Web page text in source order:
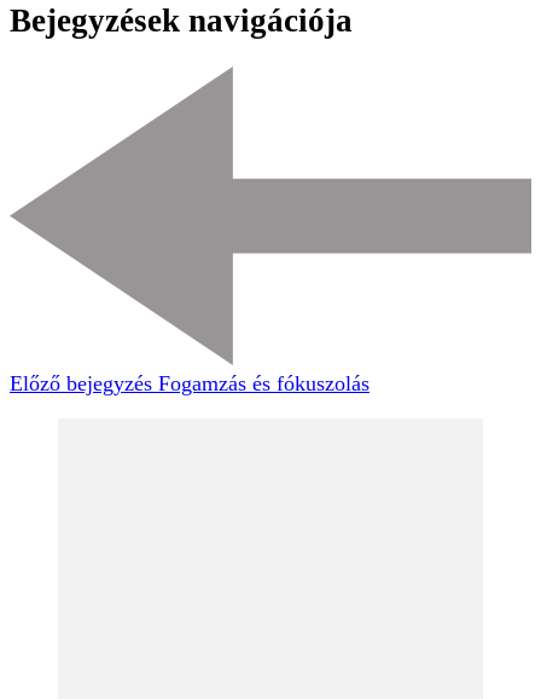
Bejegyzések navigációja
Előző bejegyzés Fogamzás és fókuszolás